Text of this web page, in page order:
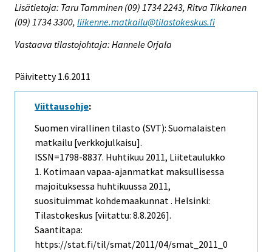
Lisätietoja: Taru Tamminen (09) 1734 2243, Ritva Tikkanen
(09) 1734 3300, liikenne.matkailu@tilastokeskus.fi
Vastaava tilastojohtaja: Hannele Orjala
Päivitetty 1.6.2011
Viittausohje:
Suomen virallinen tilasto (SVT): Suomalaisten
matkailu [verkkojulkaisu].
ISSN=1798-8837. Huhtikuu 2011, Liitetaulukko
1. Kotimaan vapaa-ajanmatkat maksullisessa
majoituksessa huhtikuussa 2011,
suosituimmat kohdemaakunnat . Helsinki:
Tilastokeskus [viitattu: 8.8.2026].
Saantitapa:
https://stat.fi/til/smat/2011/04/smat_2011_0